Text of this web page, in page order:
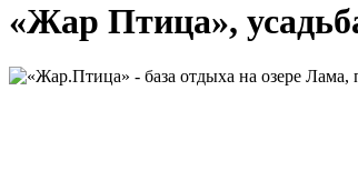
«Жар Птица»,